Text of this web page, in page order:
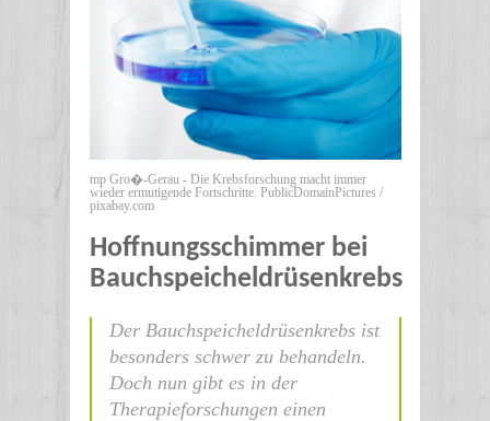
mp Gro�-Gerau - Die Krebsforschung macht immer
wieder ermutigende Fortschritte. PublicDomainPictures /
pixabay.com
Hoffnungsschimmer bei
Bauchspeicheldrüsenkrebs
Der Bauchspeicheldrüsenkrebs ist
besonders schwer zu behandeln.
Doch nun gibt es in der
Therapieforschungen einen